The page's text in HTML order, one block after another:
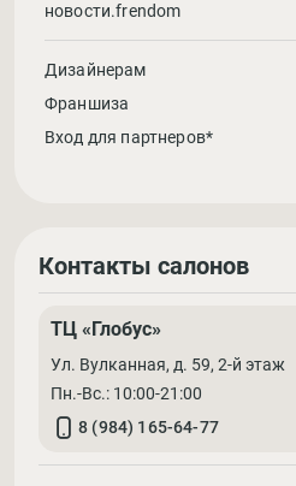
новости.frendom
Дизайнерам
Франшиза
Вход для партнеров*
Контакты салонов
ТЦ «Глобус»
Ул. Вулканная, д. 59, 2-й этаж
Пн.-Вс.: 10:00-21:00
8 (984) 165-64-77